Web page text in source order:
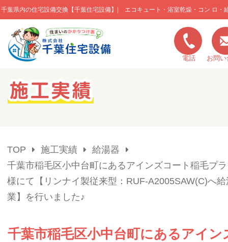
千葉県内の住宅設備交換【千葉住宅設備】| エコキュート・浴室乾燥・コン ロ・
このページの本文へ移動
電話 お問
キャンペーン一覧
弊社の特色
お問い合わせ
TOP 施工実績
給湯器
千葉市稲毛区小中台町にあるアインズコート稲毛プ
様にて【リンナイ製従来型：RUF-A2005SAW(C)へ
業】を行いました♪
千葉市稲毛区小中台町にあるアイン